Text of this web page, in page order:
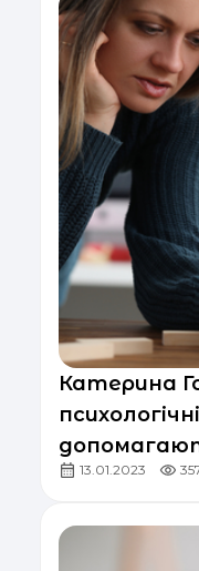
Катерина
виклики
13.01.2023